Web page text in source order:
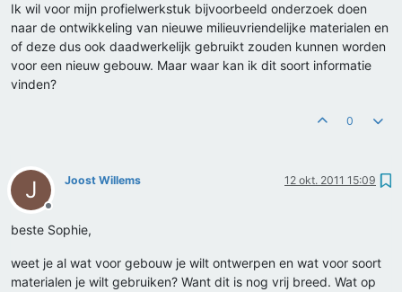
Ik wil voor mijn profielwerkstuk bijvoorbeeld onderzoek doen
naar de ontwikkeling van nieuwe milieuvriendelijke materialen en
of deze dus ook daadwerkelijk gebruikt zouden kunnen worden
voor een nieuw gebouw. Maar waar kan ik dit soort informatie
vinden?
0
J
Offline
Joost Willems 12 okt. 2011 15:09
beste Sophie,
weet je al wat voor gebouw je wilt ontwerpen en wat voor soort
materialen je wilt gebruiken? Want dit is nog vrij breed. Wat op